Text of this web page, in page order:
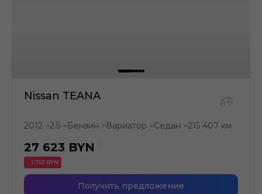
Nissan TEANA
2012 ●2.5 ● Бензин ● Вариатор ●Седан ●215 407 км
27 623 BYN
- 1 763 BYN
Получить предложение